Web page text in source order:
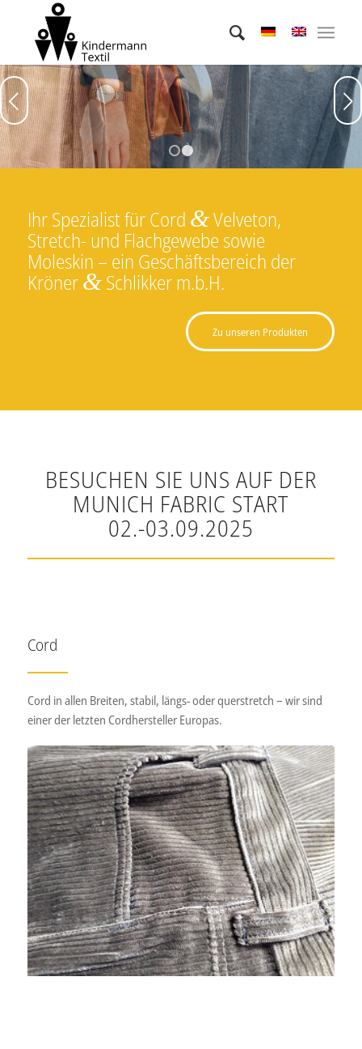
Weiter
Ihr Spezialist für Cord &Velveton,
Stretch- und Flachgewebe sowie
Moleskin – ein Geschäftsbereich der
Kröner&Schlikker m.b.H.
Zu unseren Produkten
BESUCHEN SIE UNS AUF DER
MUNICH FABRIC START
02.-03.09.2025
Cord
Cord in allen Breiten, stabil, längs- oder querstretch – wir sind
einer der letzten Cordhersteller Europas.